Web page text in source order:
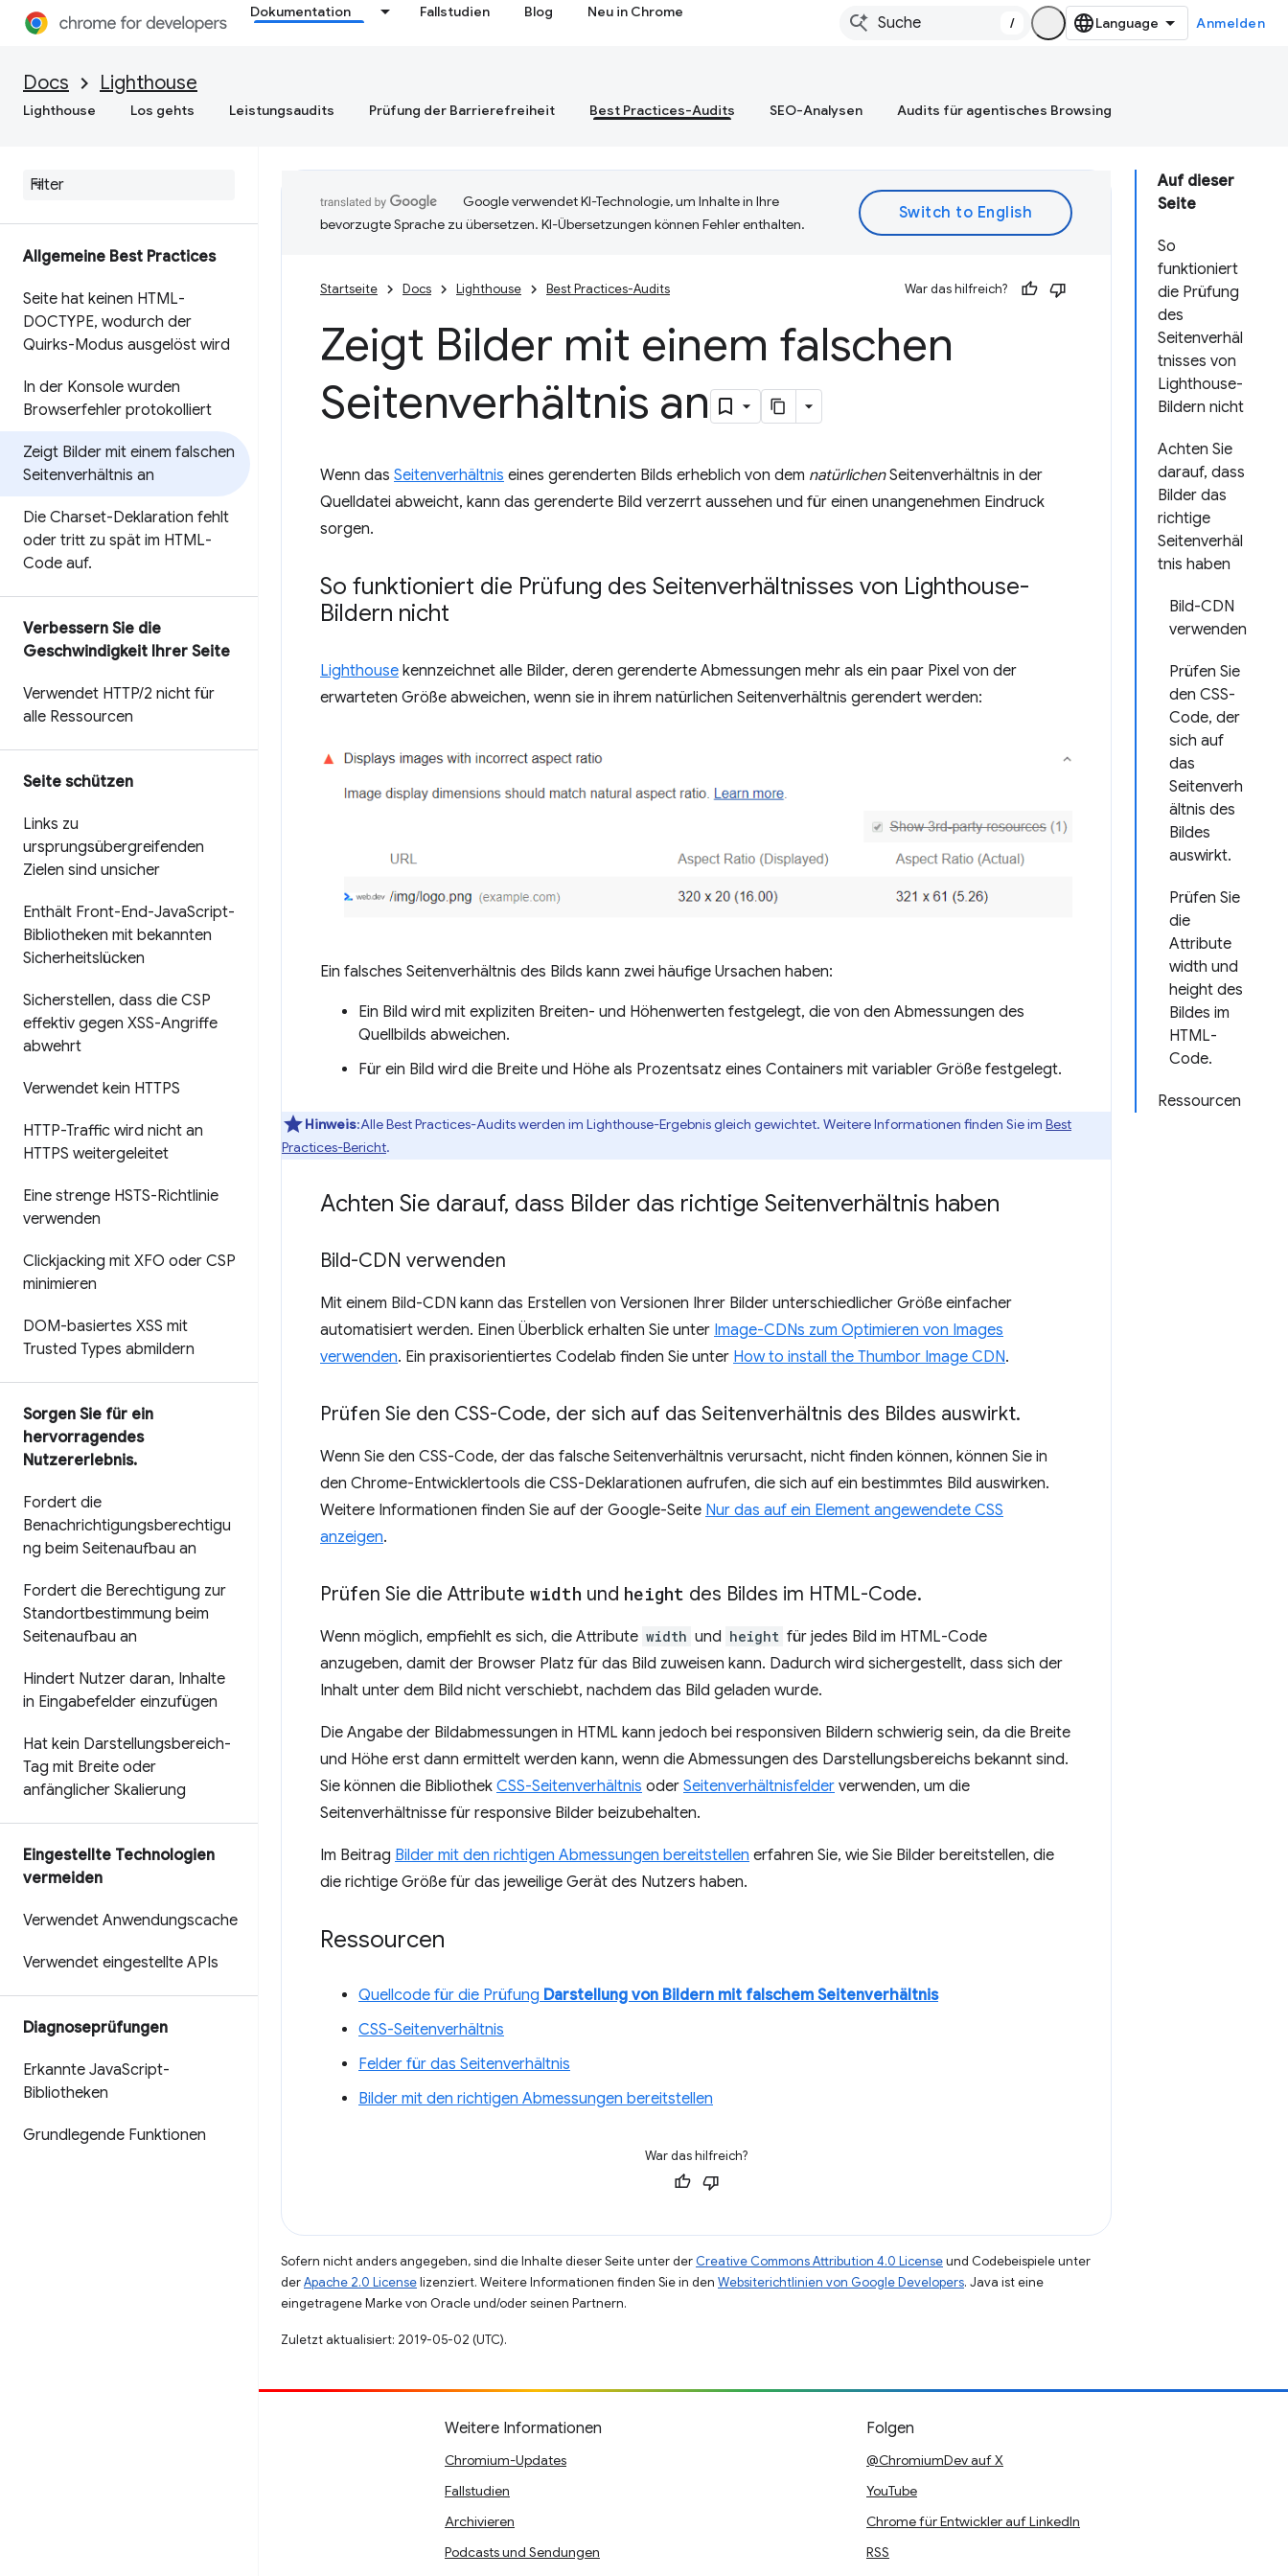
Dokumentation Fallstudien Blog Neu in Chrome
/ Anmelden
Docs Lighthouse
Lighthouse Los gehts Leistungsaudits Prüfung der Barrierefreiheit Best Practices-Audits SEO-Analysen Audits für agentisches Browsing
Allgemeine Best Practices
Seite hat keinen HTML-
DOCTYPE, wodurch der
Quirks-Modus ausgelöst wird
In der Konsole wurden
Browserfehler protokolliert
Zeigt Bilder mit einem falschen
Seitenverhältnis an
Die Charset-Deklaration fehlt
oder tritt zu spät im HTML-
Code auf.
Verbessern Sie die
Geschwindigkeit Ihrer Seite
Verwendet HTTP/2 nicht für
alle Ressourcen
Seite schützen
Links zu
ursprungsübergreifenden
Zielen sind unsicher
Enthält Front-End-JavaScript-
Bibliotheken mit bekannten
Sicherheitslücken
Sicherstellen, dass die CSP
effektiv gegen XSS-Angriffe
abwehrt
Verwendet kein HTTPS
HTTP-Traffic wird nicht an
HTTPS weitergeleitet
Eine strenge HSTS-Richtlinie
verwenden
Clickjacking mit XFO oder CSP
minimieren
DOM-basiertes XSS mit
Trusted Types abmildern
Sorgen Sie für ein
hervorragendes
Nutzererlebnis.
Fordert die
Benachrichtigungsberechtigu
ng beim Seitenaufbau an
Fordert die Berechtigung zur
Standortbestimmung beim
Seitenaufbau an
Hindert Nutzer daran, Inhalte
in Eingabefelder einzufügen
Hat kein Darstellungsbereich-
Tag mit Breite oder
anfänglicher Skalierung
Eingestellte Technologien
vermeiden
Verwendet Anwendungscache
Verwendet eingestellte APIs
Diagnoseprüfungen
Erkannte JavaScript-
Bibliotheken
Grundlegende Funktionen
Auf dieser
Seite
So
funktioniert
die Prüfung
des
Seitenverhäl
tnisses von
Lighthouse-
Bildern nicht
Achten Sie
darauf, dass
Bilder das
richtige
Seitenverhäl
tnis haben
Bild-CDN
verwenden
Prüfen Sie
den CSS-
Code, der
sich auf
das
Seitenverh
ältnis des
Bildes
auswirkt.
Prüfen Sie
die
Attribute
width und
height des
Bildes im
HTML-
Code.
Ressourcen
Google verwendet KI-Technologie, um Inhalte in Ihre
bevorzugte Sprache zu übersetzen. KI-Übersetzungen können Fehler enthalten.
Startseite Docs Lighthouse Best Practices-Audits War das hilfreich?
Zeigt Bilder mit einem falschen
Seitenverhältnis an
Wenn das Seitenverhältnis eines gerenderten Bilds erheblich von dem natürlichenSeitenverhältnis in der
Quelldatei abweicht, kann das gerenderte Bild verzerrt aussehen und für einen unangenehmen Eindruck
sorgen.
So funktioniert die Prüfung des Seitenverhältnisses von Lighthouse-
Bildern nicht
Lighthouse kennzeichnet alle Bilder, deren gerenderte Abmessungen mehr als ein paar Pixel von der
erwarteten Größe abweichen, wenn sie in ihrem natürlichen Seitenverhältnis gerendert werden:
Ein falsches Seitenverhältnis des Bilds kann zwei häufige Ursachen haben:
Ein Bild wird mit expliziten Breiten- und Höhenwerten festgelegt, die von den Abmessungen des
Quellbilds abweichen.
Für ein Bild wird die Breite und Höhe als Prozentsatz eines Containers mit variabler Größe festgelegt.
Hinweis:Alle Best Practices-Audits werden im Lighthouse-Ergebnis gleich gewichtet. Weitere Informationen finden Sie im Best
Practices-Bericht.
Achten Sie darauf, dass Bilder das richtige Seitenverhältnis haben
Bild-CDN verwenden
Mit einem Bild-CDN kann das Erstellen von Versionen Ihrer Bilder unterschiedlicher Größe einfacher
automatisiert werden. Einen Überblick erhalten Sie unter Image-CDNs zum Optimieren von Images
verwenden. Ein praxisorientiertes Codelab finden Sie unter How to install the Thumbor Image CDN.
Prüfen Sie den CSS-Code, der sich auf das Seitenverhältnis des Bildes auswirkt.
Wenn Sie den CSS-Code, der das falsche Seitenverhältnis verursacht, nicht finden können, können Sie in
den Chrome-Entwicklertools die CSS-Deklarationen aufrufen, die sich auf ein bestimmtes Bild auswirken.
Weitere Informationen finden Sie auf der Google-Seite Nur das auf ein Element angewendete CSS
anzeigen.
Prüfen Sie die Attribute width und height des Bildes im HTML-Code.
Wenn möglich, empfiehlt es sich, die Attribute width und height für jedes Bild im HTML-Code
anzugeben, damit der Browser Platz für das Bild zuweisen kann. Dadurch wird sichergestellt, dass sich der
Inhalt unter dem Bild nicht verschiebt, nachdem das Bild geladen wurde.
Die Angabe der Bildabmessungen in HTML kann jedoch bei responsiven Bildern schwierig sein, da die Breite
und Höhe erst dann ermittelt werden kann, wenn die Abmessungen des Darstellungsbereichs bekannt sind.
Sie können die Bibliothek CSS-Seitenverhältnis oder Seitenverhältnisfelder verwenden, um die
Seitenverhältnisse für responsive Bilder beizubehalten.
Im Beitrag Bilder mit den richtigen Abmessungen bereitstellen erfahren Sie, wie Sie Bilder bereitstellen, die
die richtige Größe für das jeweilige Gerät des Nutzers haben.
Ressourcen
Quellcode für die Prüfung Darstellung von Bildern mit falschem Seitenverhältnis
CSS-Seitenverhältnis
Felder für das Seitenverhältnis
Bilder mit den richtigen Abmessungen bereitstellen
War das hilfreich?
Sofern nicht anders angegeben, sind die Inhalte dieser Seite unter der Creative Commons Attribution 4.0 Licenseund Codebeispiele unter
derApache 2.0 Licenselizenziert. Weitere Informationen finden Sie in den Websiterichtlinien von Google Developers. Java ist eine
eingetragene Marke von Oracle und/oder seinen Partnern.
Zuletzt aktualisiert: 2019-05-02 (UTC).
Weitere Informationen
Chromium-Updates
Fallstudien
Archivieren
Podcasts und Sendungen
Folgen
@ChromiumDev auf X
YouTube
Chrome für Entwickler auf LinkedIn
RSS